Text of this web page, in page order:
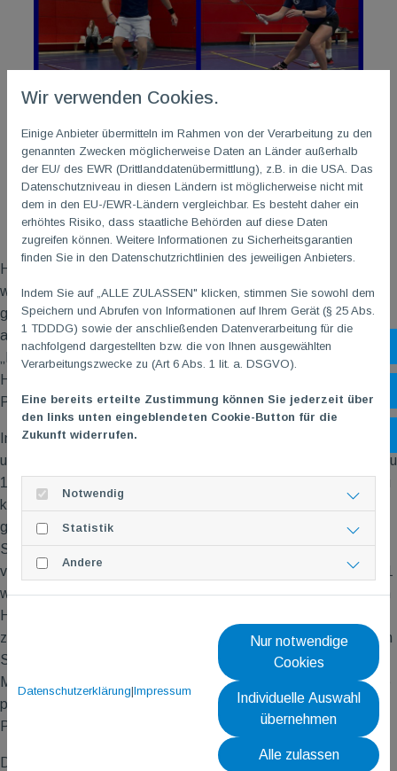
Holger und Björn starteten mit dem ersten Herren-Doppel und
wurden leider von zwei starken Gegnern in zwei Sätzen
geschlagen. Davon ließen sich aber die restlichen Doppel nicht
anstecken und die Damen–diesmal in Form von Sabine als
„Leihgabe“ der 3. Mannschaft und Manu–als auch das zweite
Herren-Doppel mit Leonard und Marc sicherten uns jeweils einen
Punkt.
Im zweiten Durchgang bestritt Holger das erste Herren-Einzel
und konnte seine Niederlage im Doppel mit einem klaren Sieg zu
14 und 15 ausgleichen. Björn hatte im zweiten Einzel schwer zu
kämpfen und musste sich letzten Endes nach zwei Sätzen
geschlagen geben. Auch Sabine, welche bis dahin schon drei
Spiele bestritten hatte, ging im Damen-Einzel
verständlicherweise ein wenig die Luft aus. Mit 17:21 und 15:21
war es dennoch kein einfacher Sieg für ihre Gegnerin. Im dritten
Herren-Einzel ließ Leonard nichts anbrennen und setzte sich in
zwei Sätzen klar gegen seinen Gegner durch, was uns zu einem
Stand von 4:3 brachte.
Marc und Manu konnten im Mixed von ihrer langjährigen Routine
profitieren und holten mit ihrem Sieg den spielentscheidenden
Punkt für uns!
Damit endete der Spieltag in einem verdienten5:3,was uns
Wir verwenden Cookies.
Einige Anbieter übermitteln im Rahmen von der Verarbeitung zu den
genannten Zwecken möglicherweise Daten an Länder außerhalb
der EU/ des EWR (Drittlanddatenübermittlung), z.B. in die USA. Das
Datenschutzniveau in diesen Ländern ist möglicherweise nicht mit
dem in den EU-/EWR-Ländern vergleichbar. Es besteht daher ein
erhöhtes Risiko, dass staatliche Behörden auf diese Daten
zugreifen können. Weitere Informationen zu Sicherheitsgarantien
finden Sie in den Datenschutzrichtlinien des jeweiligen Anbieters.
Indem Sie auf „ALLE ZULASSEN" klicken, stimmen Sie sowohl dem
Speichern und Abrufen von Informationen auf Ihrem Gerät (§ 25 Abs.
1 TDDDG) sowie der anschließenden Datenverarbeitung für die
nachfolgend dargestellten bzw. die von Ihnen ausgewählten
Verarbeitungszwecke zu (Art 6 Abs. 1 lit. a. DSGVO).
Eine bereits erteilte Zustimmung können Sie jederzeit über
den links unten eingeblendeten Cookie-Button für die
Zukunft widerrufen.
Notwendig
Statistik
Andere
Datenschutzerklärung|Impressum
Nur notwendige
Cookies
Individuelle Auswahl
übernehmen
Alle zulassen